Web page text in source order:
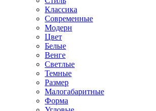
Классика
Современные
Модерн
Цвет
Белые
Венге
Светлые
Темные
Размер
Малогабаритные
Форма